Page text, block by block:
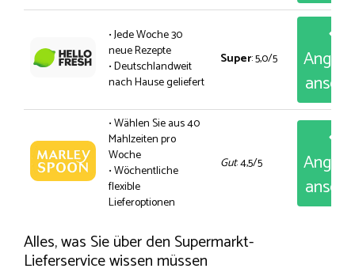
• Jede Woche 30
neue Rezepte
• Deutschlandweit
nach Hause geliefert
Super: 5,0/5
• Wählen Sie aus 40
Mahlzeiten pro
Woche
• Wöchentliche
flexible
Lieferoptionen
Gut: 4,5/5
Alles, was Sie über den Supermarkt-
Lieferservice wissen müssen